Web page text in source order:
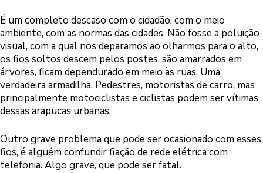
É um completo descaso com o cidadão, com o meio
ambiente, com as normas das cidades. Não fosse a poluição
visual, com a qual nos deparamos ao olharmos para o alto,
os fios soltos descem pelos postes, são amarrados em
árvores, ficam dependurado em meio às ruas. Uma
verdadeira armadilha. Pedestres, motoristas de carro, mas
principalmente motociclistas e ciclistas podem ser vítimas
dessas arapucas urbanas.
Outro grave problema que pode ser ocasionado com esses
fios, é alguém confundir fiação de rede elétrica com
telefonia. Algo grave, que pode ser fatal.